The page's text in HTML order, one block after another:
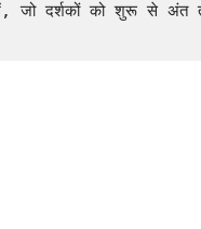
दर्शकों को शुरू से अंत